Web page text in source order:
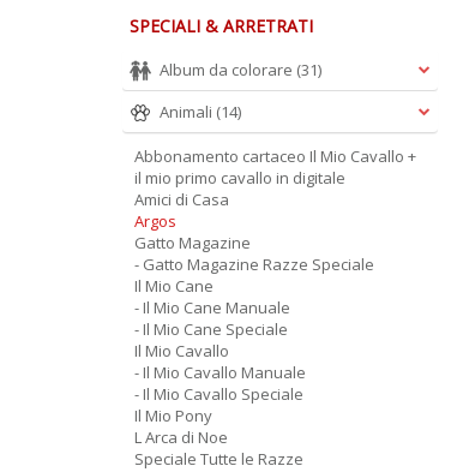
Educatore
2.50 €
Hi-Tech, App E Servizi Per
I Pet
4.90 € 2.50 €
SPECIALI & ARRETRATI
Album da colorare (31)
Animali (14)
Abbonamento cartaceo Il Mio Cavallo +
il mio primo cavallo in digitale
Amici di Casa
Argos
Gatto Magazine
- Gatto Magazine Razze Speciale
Il Mio Cane
- Il Mio Cane Manuale
- Il Mio Cane Speciale
Il Mio Cavallo
- Il Mio Cavallo Manuale
- Il Mio Cavallo Speciale
Il Mio Pony
L Arca di Noe
Speciale Tutte le Razze